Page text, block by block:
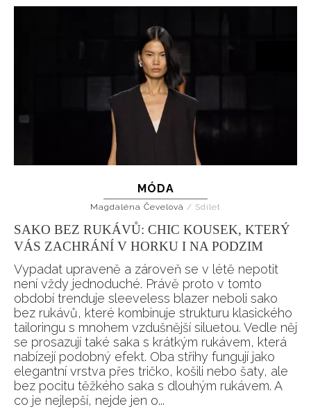
MÓDA
Magdaléna Čevelová / Sdílet
SAKO BEZ RUKÁVŮ: CHIC KOUSEK, KTERÝ
VÁS ZACHRÁNÍ V HORKU I NA PODZIM
Vypadat upraveně a zároveň se v létě nepotit
není vždy jednoduché. Právě proto v tomto
období trenduje sleeveless blazer neboli sako
bez rukávů, které kombinuje strukturu klasického
tailoringu s mnohem vzdušnější siluetou. Vedle něj
se prosazují také saka s krátkým rukávem, která
nabízejí podobný efekt. Oba střihy fungují jako
elegantní vrstva přes tričko, košili nebo šaty, ale
bez pocitu těžkého saka s dlouhým rukávem. A
co je nejlepší, nejde jen o...